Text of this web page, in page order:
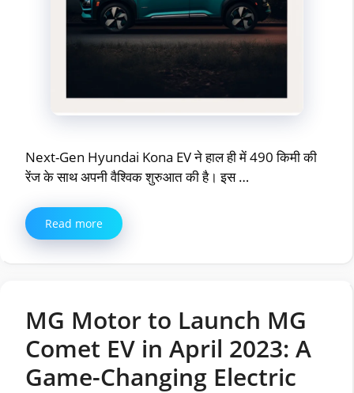
Next-Gen Hyundai Kona EV ने हाल ही में 490 किमी की
रेंज के साथ अपनी वैश्विक शुरुआत की है। इस …
Read more
MG Motor to Launch MG
Comet EV in April 2023: A
Game-Changing Electric